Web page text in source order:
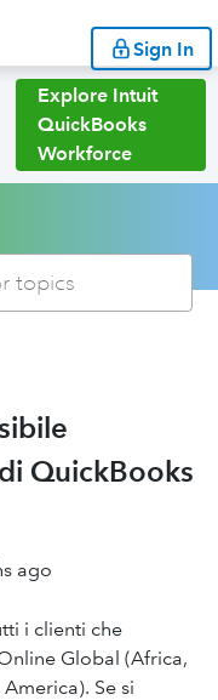
Sign In
Explore Intuit
QuickBooks
Workforce
QuickBooks
ago
i clienti che
Global (Africa,
Se si